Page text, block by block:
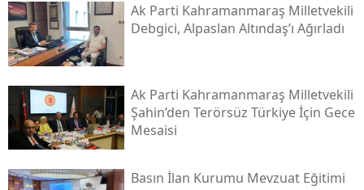
Ak Parti Kahramanmaraş Milletvekili
Debgici, Alpaslan Altındaş’ı Ağırladı
Ak Parti Kahramanmaraş Milletvekili
Şahin’den Terörsüz Türkiye İçin Gece
Mesaisi
Basın İlan Kurumu Mevzuat Eğitimi